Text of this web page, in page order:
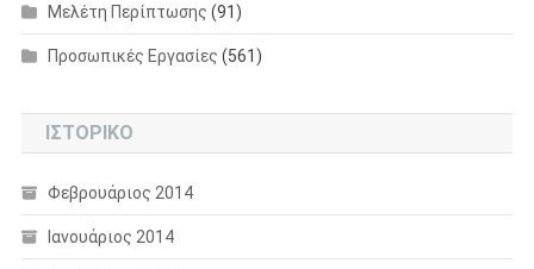
Μελέτη Περίπτωσης (91)
Προσωπικές Εργασίες (561)
ΙΣΤΟΡΙΚΌ
Φεβρουάριος 2014
Ιανουάριος 2014